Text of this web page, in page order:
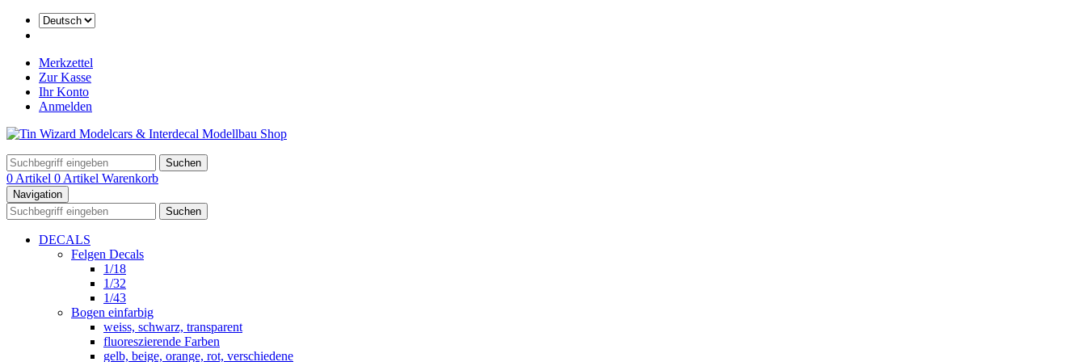
Merkzettel
Zur Kasse
Ihr Konto
Anmelden
Suchen
0 Artikel 0 Artikel Warenkorb
Navigation
Suchen
DECALS
Felgen Decals
1/18
1/32
1/43
Bogen einfarbig
weiss, schwarz, transparent
fluoreszierende Farben
gelb, beige, orange, rot, verschiedene